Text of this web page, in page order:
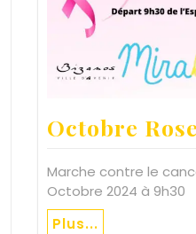
Octobre Rose
Marche contre le
Octobre 2024 à 9h30
Plus...